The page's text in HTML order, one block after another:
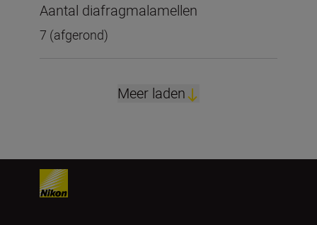
Aantal diafragmalamellen
7 (afgerond)
Meer laden